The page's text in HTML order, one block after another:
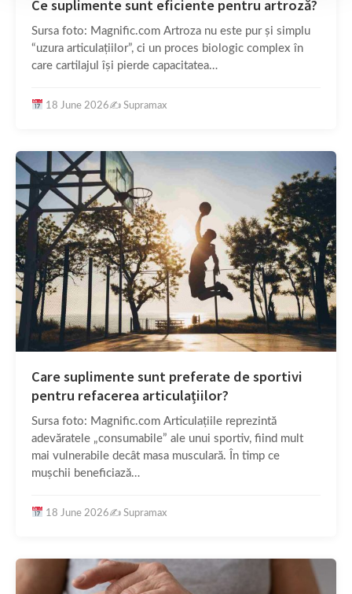
Ce suplimente sunt eficiente pentru artroză?
Sursa foto: Magnific.com Artroza nu este pur și simplu
“uzura articulațiilor”, ci un proces biologic complex în
care cartilajul își pierde capacitatea…
18 June 2026✍️ Supramax
Care suplimente sunt preferate de sportivi
pentru refacerea articulațiilor?
Sursa foto: Magnific.com Articulațiile reprezintă
adevăratele „consumabile” ale unui sportiv, fiind mult
mai vulnerabile decât masa musculară. În timp ce
mușchii beneficiază…
18 June 2026✍️ Supramax